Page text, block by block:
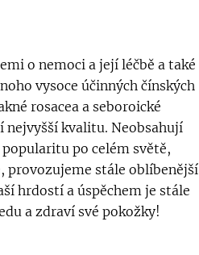
o nemoci a její léčbě a také
vysoce účinných čínských
rosacea a seboroické
nejvyšší kvalitu. Neobsahují
po celém světě,
provozujeme stále oblíbenější
hrdostí a úspěchem je stále
a zdraví své pokožky!